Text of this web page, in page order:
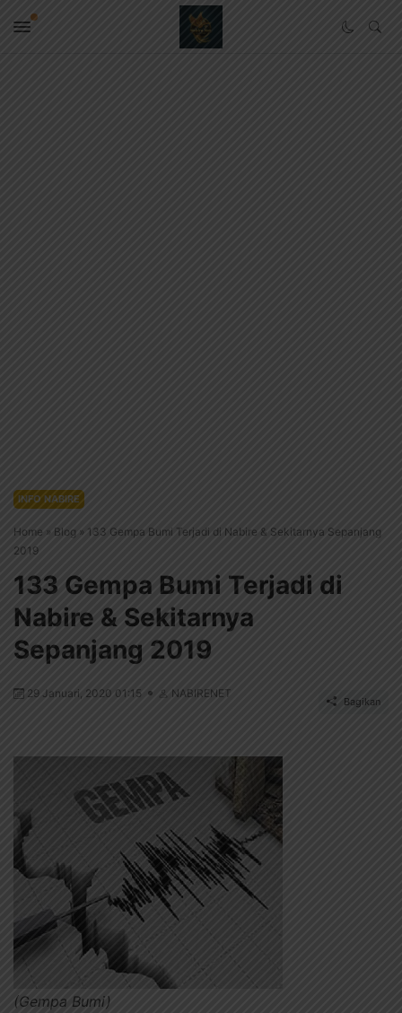
INFO NABIRE
Home » Blog » 133 Gempa Bumi Terjadi di Nabire & Sekitarnya Sepanjang
2019
133 Gempa Bumi Terjadi di
Nabire & Sekitarnya
Sepanjang 2019
29 Januari, 2020 01:15 NABIRENET
Bagikan
(Gempa Bumi)